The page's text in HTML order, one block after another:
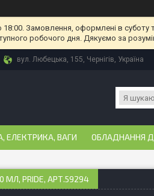
Замовлення, оформлені в суботу
робочого дня. Дякуємо за
вул. Любецька, 155, Чернігів, Україна
ЕЛЕКТРИКА, ВАГИ ОБЛАДНАННЯ
PRIDE, АРТ.59294